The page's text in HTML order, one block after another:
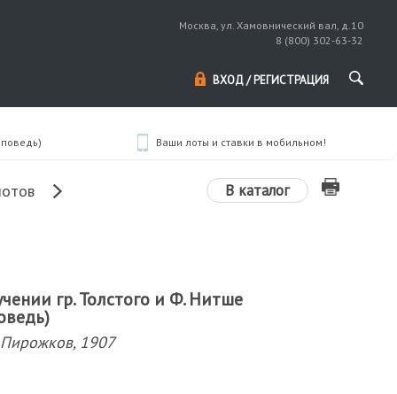
Москва, ул. Хамовнический вал, д.10
8 (800) 302-63-32
ВХОД / РЕГИСТРАЦИЯ
Ваши лоты и ставки в мобильном!
В каталог
гр. Толстого и Ф. Нитше
1907